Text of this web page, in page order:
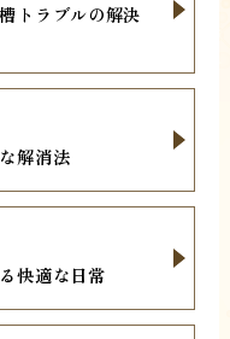
トラブルの解決
解消法
快適な日常